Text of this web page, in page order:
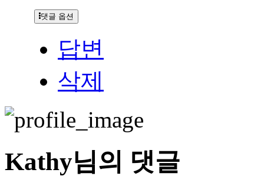
댓글 옵션
답변
삭제
Kathy님의 댓글